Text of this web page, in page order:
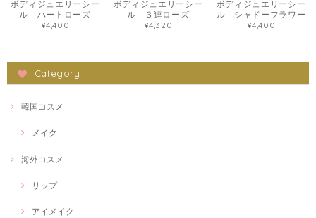
ボディジュエリーシー
ル ハートローズ
¥4,400
ボディジュエリーシー
ル ３連ローズ
¥4,320
ボディジュエリーシー
ル シャドーフラワー
¥4,400
Category
韓国コスメ
メイク
海外コスメ
リップ
アイメイク